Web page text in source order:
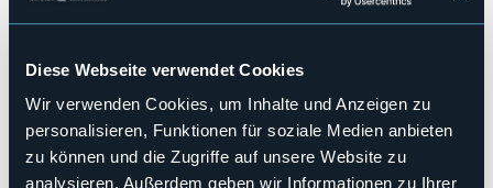
Diese Webseite verwendet Cookies
Wir verwenden Cookies, um Inhalte und Anzeigen zu
personalisieren, Funktionen für soziale Medien anbieten
zu können und die Zugriffe auf unsere Website zu
analysieren. Außerdem geben wir Informationen zu Ihrer
Novità: si corre anche nella bella stagione con UTLO
C’è molta attesa per il ritorno di UTLO e per rendere ancora
novità:una 15 km per 800 m D+, tra Pella e Omegna, che
si terrà sabato 4 luglio alle 19.30, nell’ambito dei
Summer Games di Omegna.“Sappiamo – dicono ancora
dal direttivo UTLO – che c’è grande voglia di tornare a